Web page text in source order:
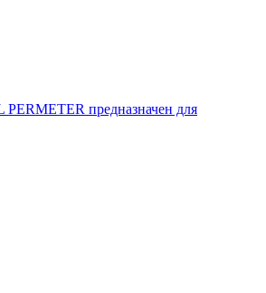
предназначен для